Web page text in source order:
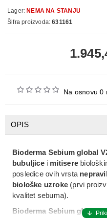
Na osnovu 0
Lager: NEMA NA STANJU
Šifra proizvoda: 631161
OPIS
Bioderma Sebium global
bubuljicei mitisere
posledice ovih vrsta
biološke uzroke (prvi
kvalitet sebuma).
Bioderma Sebium global